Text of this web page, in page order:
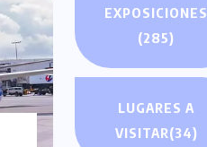
EXPOSICIONES
(285)
LUGARES A
VISITAR(34)